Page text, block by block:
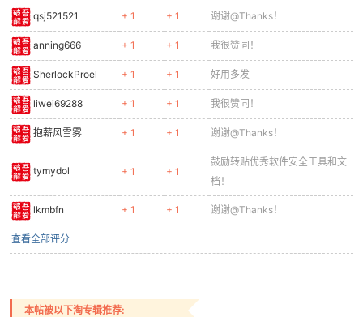
qsj521521 + 1 + 1 谢谢@Thanks！
anning666 + 1 + 1 我很赞同！
SherlockProel + 1 + 1 好用多发
liwei69288 + 1 + 1 我很赞同！
抱薪风雪雾 + 1 + 1 谢谢@Thanks！
tymydol + 1 + 1
鼓励转贴优秀软件安全工具和文
档！
lkmbfn + 1 + 1 谢谢@Thanks！
查看全部评分
本帖被以下淘专辑推荐: